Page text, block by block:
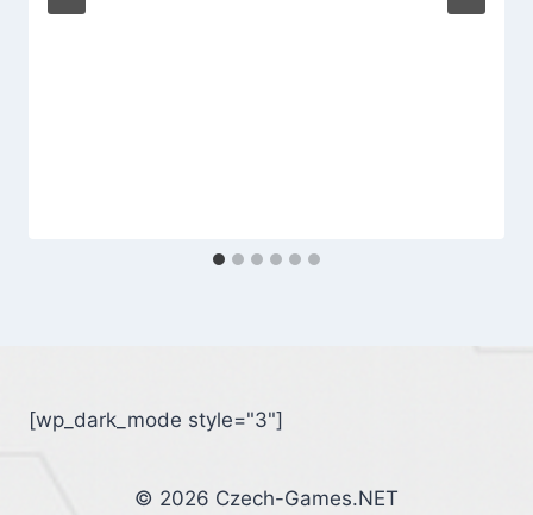
[wp_dark_mode style="3"]
© 2026 Czech-Games.NET